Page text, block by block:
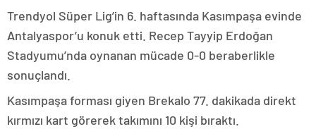
Trendyol Süper Lig’in 6. haftasında Kasımpaşa evinde
Antalyaspor’u konuk etti. Recep Tayyip Erdoğan
Stadyumu’nda oynanan mücade 0-0 beraberlikle
sonuçlandı.
Kasımpaşa forması giyen Brekalo 77. dakikada direkt
kırmızı kart görerek takımını 10 kişi bıraktı.